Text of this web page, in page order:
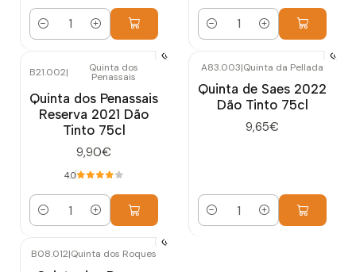
Quantidade Quantidade
B21.002| Quinta dos
Penassais
Quinta dos Penassais
Reserva 2021 Dão
Tinto 75cl
9,90€
4.0
Quantidade
A83.003|Quinta da Pellada
Quinta de Saes 2022
Dão Tinto 75cl
9,65€
Quantidade
B08.012|Quinta dos Roques